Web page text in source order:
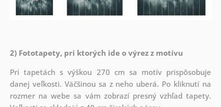
2) Fototapety, pri ktorých ide o výrez z motívu
Pri tapetách s výškou 270 cm sa motív prispôsobuje
danej veľkosti. Väčšinou sa z neho uberá. Po kliknutí na
rozmer na webe sa vám zobrazí presný vzhľad tapety.